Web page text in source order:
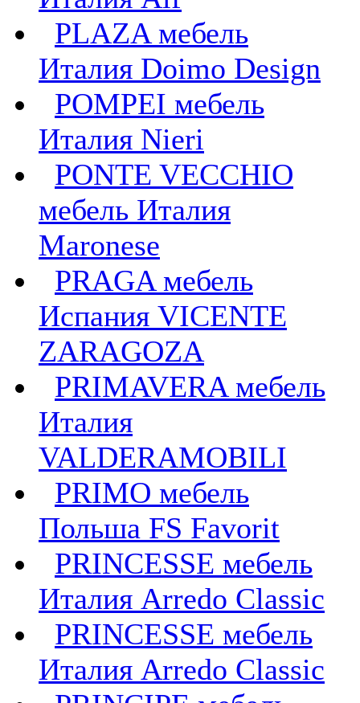
PLAZA мебель
Италия Doimo Design
POMPEI мебель
Италия Nieri
PONTE VECCHIO
мебель Италия
Maronese
PRAGA мебель
Испания VICENTE
ZARAGOZA
PRIMAVERA мебель
Италия
VALDERAMOBILI
PRIMO мебель
Польша FS Favorit
PRINCESSE мебель
Италия Arredo Classic
PRINCESSE мебель
Италия Arredo Classic